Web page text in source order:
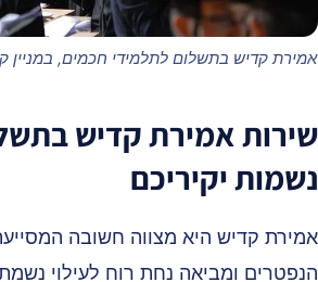
קדיש בתשלום לתלמידי חכמים, במניין
אמירת קדיש
יקיריכם
קדיש היא מצווה חשובה
ומביאה נחת רוח לעילוי